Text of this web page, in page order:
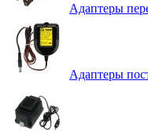
Адаптеры
Адаптеры